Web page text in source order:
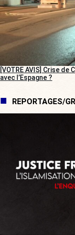
[VOTRE AVIS] Crise
avec l’Espagne ?
REPORTAGES/